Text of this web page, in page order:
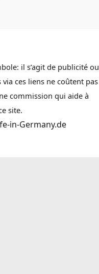
il s’agit de publicité ou
ces liens ne coûtent pas
commission qui aide à
site.
in-Germany.de